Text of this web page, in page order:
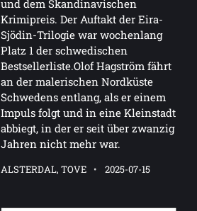
und dem Skandinavischen
Krimipreis. Der Auftakt der Eira-
Sjödin-Trilogie war wochenlang
Platz 1 der schwedischen
Bestsellerliste.Olof Hagström fährt
an der malerischen Nordküste
Schwedens entlang, als er einem
Impuls folgt und in eine Kleinstadt
abbiegt, in der er seit über zwanzig
Jahren nicht mehr war.
ALSTERDAL, TOVE 2025-07-15